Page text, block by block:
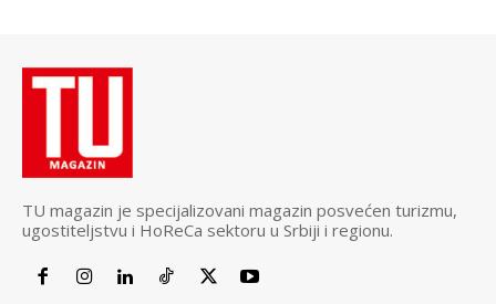
TU magazin je specijalizovani magazin posvećen turizmu,
ugostiteljstvu i HoReCa sektoru u Srbiji i regionu.